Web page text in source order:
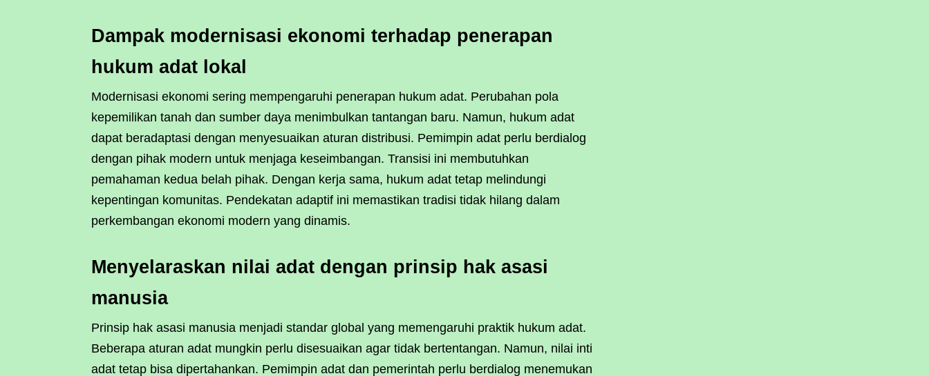
Dampak modernisasi ekonomi terhadap penerapan
hukum adat lokal
Modernisasi ekonomi sering mempengaruhi penerapan hukum adat. Perubahan pola
kepemilikan tanah dan sumber daya menimbulkan tantangan baru. Namun, hukum adat
dapat beradaptasi dengan menyesuaikan aturan distribusi. Pemimpin adat perlu berdialog
dengan pihak modern untuk menjaga keseimbangan. Transisi ini membutuhkan
pemahaman kedua belah pihak. Dengan kerja sama, hukum adat tetap melindungi
kepentingan komunitas. Pendekatan adaptif ini memastikan tradisi tidak hilang dalam
perkembangan ekonomi modern yang dinamis.
Menyelaraskan nilai adat dengan prinsip hak asasi
manusia
Prinsip hak asasi manusia menjadi standar global yang memengaruhi praktik hukum adat.
Beberapa aturan adat mungkin perlu disesuaikan agar tidak bertentangan. Namun, nilai inti
adat tetap bisa dipertahankan. Pemimpin adat dan pemerintah perlu berdialog menemukan